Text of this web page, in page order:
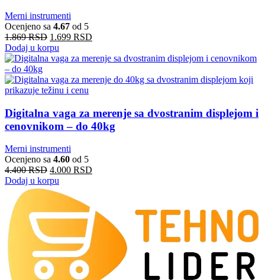
Merni instrumenti
Ocenjeno sa 4.67 od 5
1.869RSD 1.699 RSD
Dodaj u korpu
Digitalna vaga za merenje sa dvostranim displejom i
cenovnikom – do 40kg
Merni instrumenti
Ocenjeno sa 4.60 od 5
4.400RSD 4.000 RSD
Dodaj u korpu